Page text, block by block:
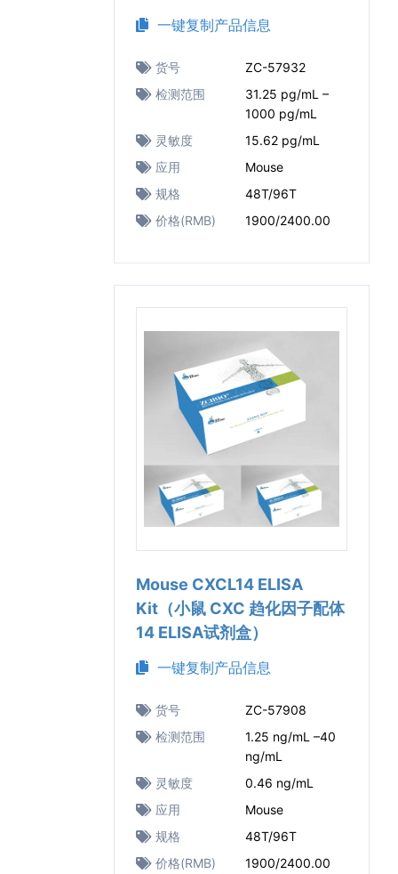
一键复制产品信息
货号
ZC-57932
检测范围
31.25 pg/mL –
1000 pg/mL
灵敏度
15.62 pg/mL
应用
Mouse
规格
48T/96T
价格(RMB)
1900/2400.00
Mouse CXCL14 ELISA
Kit（小鼠 CXC 趋化因子配体
14 ELISA试剂盒）
一键复制产品信息
货号
ZC-57908
检测范围
1.25 ng/mL –40
ng/mL
灵敏度
0.46 ng/mL
应用
Mouse
规格
48T/96T
价格(RMB)
1900/2400.00